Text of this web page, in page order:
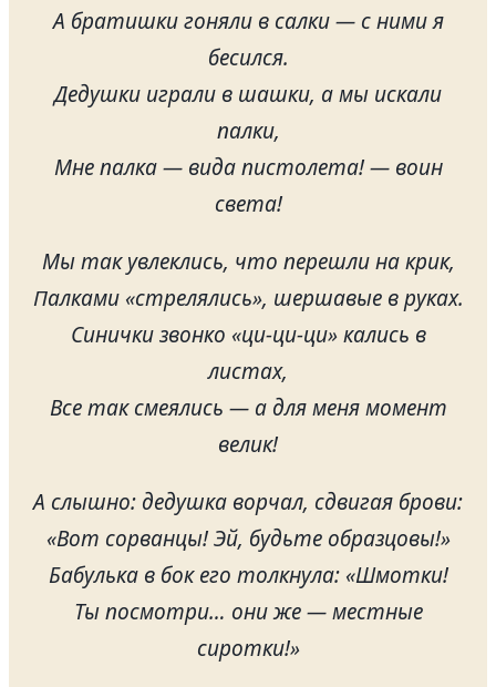
А братишки гоняли в салки — с ними я
бесился.
Дедушки играли в шашки, а мы искали
палки,
Мне палка — вида пистолета! — воин
света!
Мы так увлеклись, что перешли на крик,
Палками «стрелялись», шершавые в руках.
Синички звонко «ци-ци-ци» кались в
листах,
Все так смеялись — а для меня момент
велик!
А слышно: дедушка ворчал, сдвигая брови:
«Вот сорванцы! Эй, будьте образцовы!»
Бабулька в бок его толкнула: «Шмотки!
Ты посмотри… они же — местные
сиротки!»